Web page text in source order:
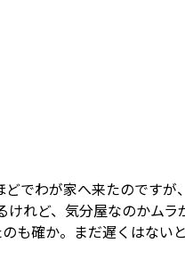
でわが家へ来たのです
けれど、気分屋なのか
も確か。まだ遅くはな